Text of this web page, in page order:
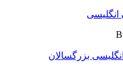
انگلیسی
بزرگسالان